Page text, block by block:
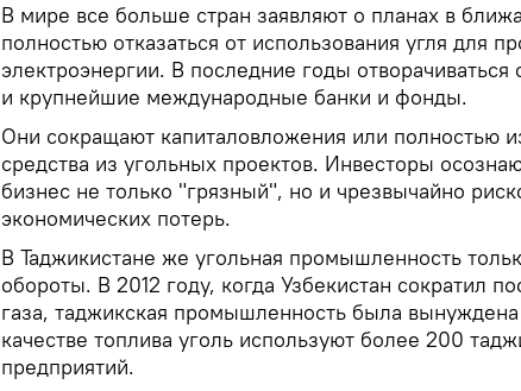
В мире все больше стран заявляют о планах в
полностью отказаться от использования угля для
электроэнергии. В последние годы отворачиваться
и крупнейшие международные банки и фонды.
Они сокращают капиталовложения или полностью
средства из угольных проектов. Инвесторы
бизнес не только "грязный", но и чрезвычайно
экономических потерь.
В Таджикистане же угольная промышленность
обороты. В 2012 году, когда Узбекистан сократил
газа, таджикская промышленность была
качестве топлива уголь используют более 200
предприятий.